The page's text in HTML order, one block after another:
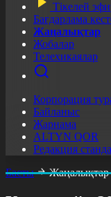
Тікелей
Бағдарлама
Жаңалықтар
Жобалар
Телехикаялар
Корпорация
Байланыс
Жарнама
ALTYN QOR
Редакция
Басты
Жаңалықтар